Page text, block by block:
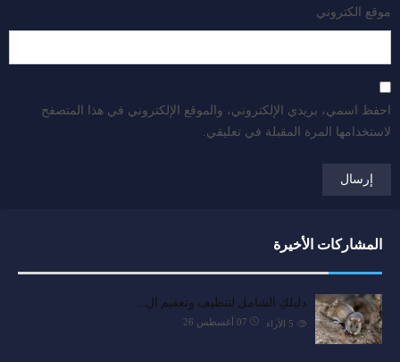
موقع الكتروني
احفظ اسمي، بريدي الإلكتروني، والموقع الإلكتروني في هذا المتصفح
لاستخدامها المرة المقبلة في تعليقي.
المشاركات الأخيرة
دليلكِ الشامل لتنظيف وتعقيم ال…
07 أغسطس 26 الآراء